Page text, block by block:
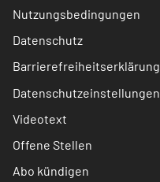
Nutzungsbedingungen
Datenschutz
Barrierefreiheitserklärung
Datenschutzeinstellungen
Videotext
Offene Stellen
Abo kündigen